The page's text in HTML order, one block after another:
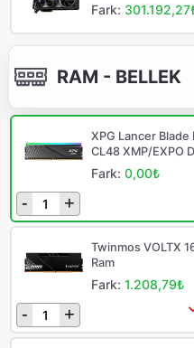
Fark:
RAM - BELLEK
XPG Lancer Blade
CL48 XMP/EXPO
Fark:0,00₺
- +
Twinmos VOLTX
Ram
Fark:1.208,79₺
- +